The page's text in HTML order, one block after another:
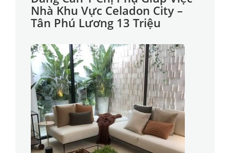
Nhà Khu Vực Celadon City –
Tân Phú Lương 13 Triệu